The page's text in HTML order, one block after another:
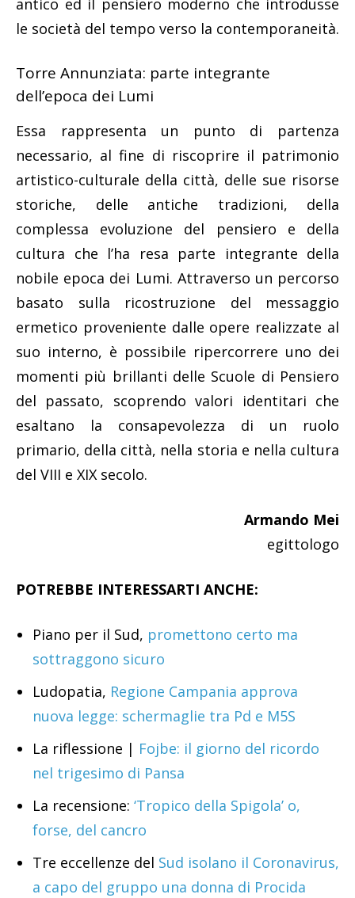
L'egittologo Armando Mei a Villa Parnaso
antico ed il pensiero moderno che introdusse
le società del tempo verso la contemporaneità.
Torre Annunziata: parte integrante
dell’epoca dei Lumi
Essa rappresenta un punto di partenza
necessario, al fine di riscoprire il patrimonio
artistico-culturale della città, delle sue risorse
storiche, delle antiche tradizioni, della
complessa evoluzione del pensiero e della
cultura che l’ha resa parte integrante della
nobile epoca dei Lumi. Attraverso un percorso
basato sulla ricostruzione del messaggio
ermetico proveniente dalle opere realizzate al
suo interno, è possibile ripercorrere uno dei
momenti più brillanti delle Scuole di Pensiero
del passato, scoprendo valori identitari che
esaltano la consapevolezza di un ruolo
primario, della città, nella storia e nella cultura
del VIII e XIX secolo.
Armando Mei
egittologo
POTREBBE INTERESSARTI ANCHE:
Piano per il Sud, promettono certo ma
sottraggono sicuro
Ludopatia, Regione Campania approva
nuova legge: schermaglie tra Pd e M5S
La riflessione | Fojbe: il giorno del ricordo
nel trigesimo di Pansa
La recensione: ‘Tropico della Spigola’ o,
forse, del cancro
Tre eccellenze del Sud isolano il Coronavirus,
a capo del gruppo una donna di Procida